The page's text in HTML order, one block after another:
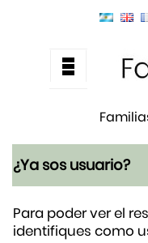
¿Ya sos usuario?
Para poder ver el
identifiques como